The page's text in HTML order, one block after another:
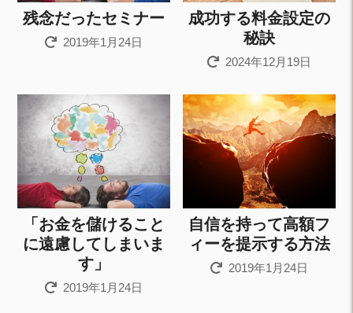
残念だったセミナー
2019年1月24日
成功する料金設定の
秘訣
2024年12月19日
「お金を儲けること
に遠慮してしまいま
す」
2019年1月24日
自信を持って高額フ
ィーを提示する方法
2019年1月24日